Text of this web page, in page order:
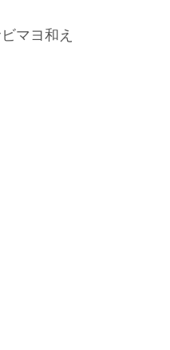
マヨ和え